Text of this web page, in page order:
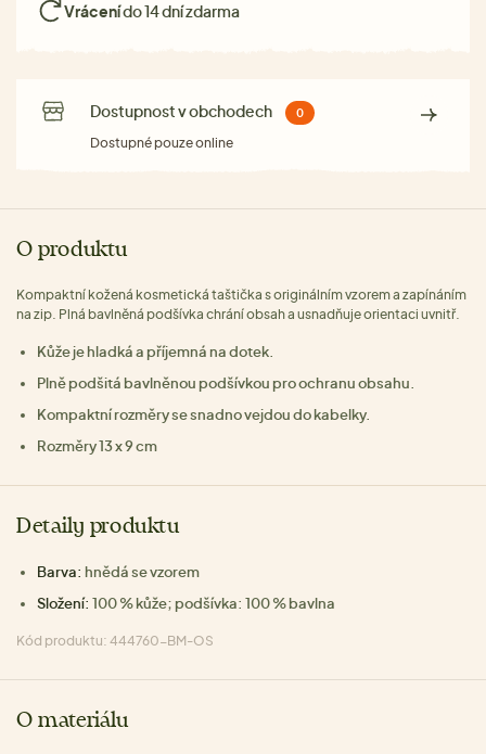
Vrácenído 14 dní zdarma
Dostupnost v obchodech 0
Dostupné pouze online
O produktu
Kompaktní kožená kosmetická taštička s originálním vzorem a zapínáním
na zip. Plná bavlněná podšívka chrání obsah a usnadňuje orientaci uvnitř.
Kůže je hladká a příjemná na dotek.
Plně podšitá bavlněnou podšívkou pro ochranu obsahu.
Kompaktní rozměry se snadno vejdou do kabelky.
Rozměry 13 x 9 cm
Detaily produktu
Barva: hnědá se vzorem
Složení: 100 % kůže; podšívka: 100 % bavlna
Kód produktu: 444760-BM-OS
O materiálu